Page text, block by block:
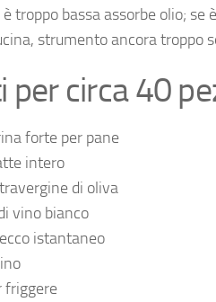
è troppo bassa assorbe olio; se
strumento ancora troppo
per circa 40
forte per pane
intero
di oliva
vino bianco
istantaneo
friggere